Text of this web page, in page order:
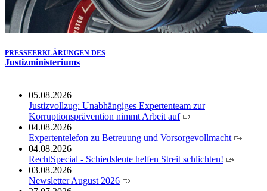
PRESSEERKLÄRUNGEN DES
Justizministeriums
05.08.2026
Justizvollzug: Unabhängiges Expertenteam zur
Korruptionsprävention nimmt Arbeit auf
04.08.2026
Expertentelefon zu Betreuung und Vorsorgevollmacht
04.08.2026
RechtSpecial - Schiedsleute helfen Streit schlichten!
03.08.2026
Newsletter August 2026